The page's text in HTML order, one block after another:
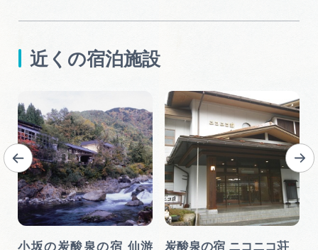
近くの宿泊施設
小坂の炭酸泉の宿 仙游
炭酸泉の宿 ニコニコ荘